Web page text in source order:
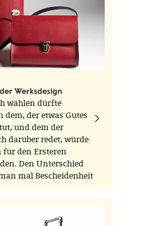
lackiert
Signalweiß, Purpurrot, Kobaltblau,
Jahre
Deutschland
Werksdesign
wählen dürfte
dem, der etwas Gutes
und dem der
darüber redet, würde
für den Ersteren
Den Unterschied
mal Bescheidenheit